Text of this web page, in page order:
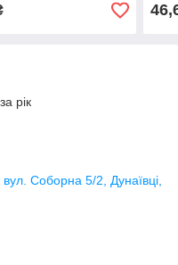
рік
Соборна 5/2, Дунаївці,